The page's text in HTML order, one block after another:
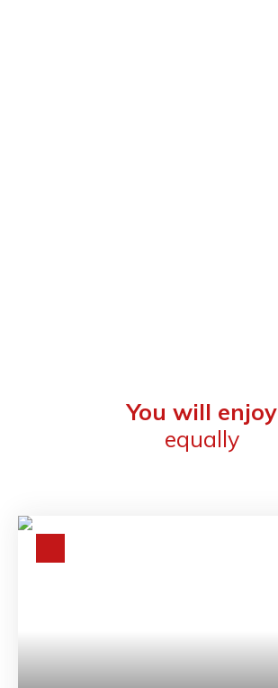
You will enjoy
equally